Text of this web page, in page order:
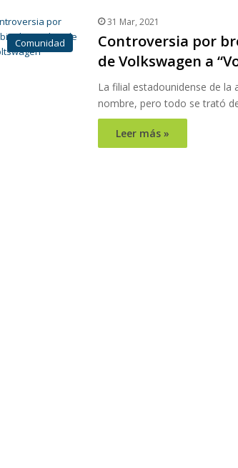
Comunidad
31 Mar, 2021
Controversia por
de Volkswagen a
La filial estadounidense de
nombre, pero todo se trató
Leer más »